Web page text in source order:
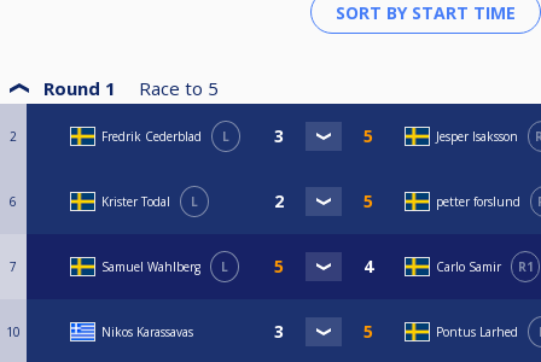
Round 1 Race to 5
2 Fredrik Cederblad L Jesper Isaksson
6 Krister Todal L petter forslund
7 Samuel Wahlberg L Carlo Samir R1
10 Nikos Karassavas Pontus Larhed